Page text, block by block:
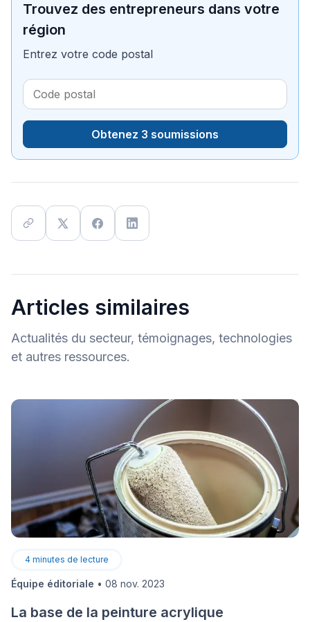
Trouvez des entrepreneurs dans votre
région
Entrez votre code postal
Obtenez 3 soumissions
Articles similaires
Actualités du secteur, témoignages, technologies
et autres ressources.
4 minutes de lecture
Équipe éditoriale • 08 nov. 2023
La base de la peinture acrylique